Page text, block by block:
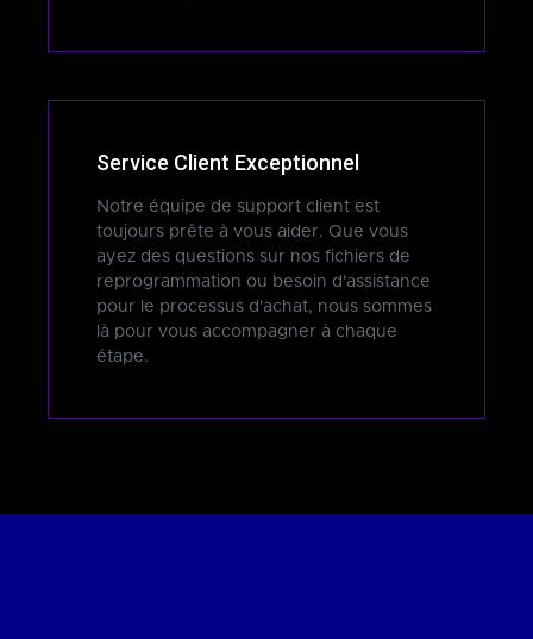
Service Client Exceptionnel
Notre équipe de support client est
toujours prête à vous aider. Que vous
ayez des questions sur nos fichiers de
reprogrammation ou besoin d'assistance
pour le processus d'achat, nous sommes
là pour vous accompagner à chaque
étape.